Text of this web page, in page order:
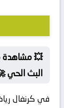
💥 مشاهدة
البث الحي
في كرنفال